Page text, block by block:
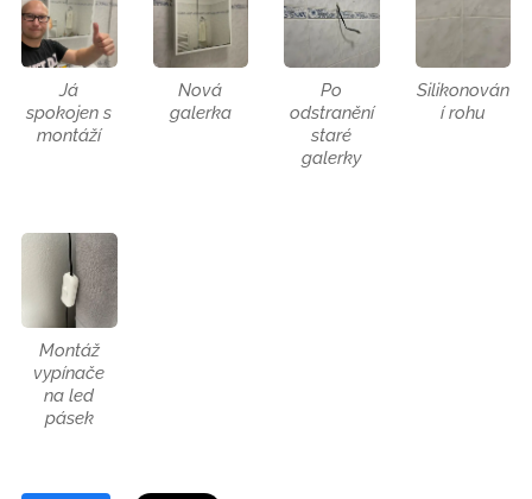
Já
spokojen s
montáží
Nová
galerka
Po
odstranění
staré
galerky
Silikonován
í rohu
Montáž
vypínače
na led
pásek